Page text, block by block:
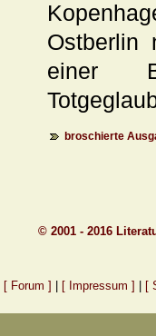
Ostberlin
einer
broschierte
© 2001 - 2016
[ Forum ] [ Impressum ] [